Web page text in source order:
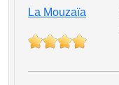
La Mouzaïa